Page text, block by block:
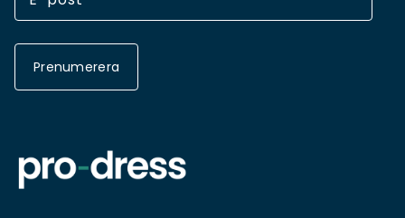
Prenumerera